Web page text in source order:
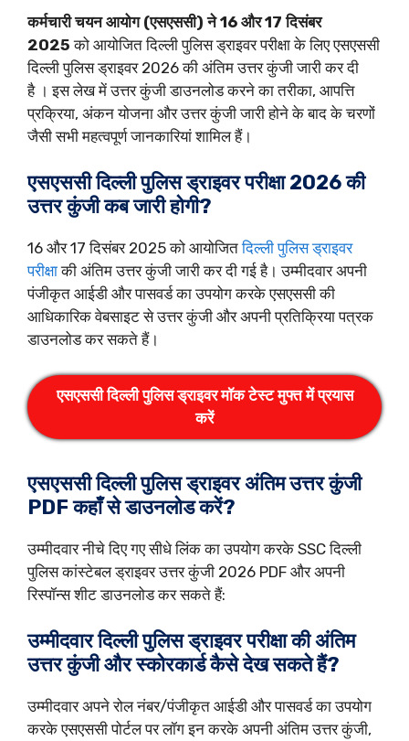
कर्मचारी चयन आयोग (एसएससी) ने 16 और 17 दिसंबर
2025 को आयोजित दिल्ली पुलिस ड्राइवर परीक्षा के लिए एसएससी
दिल्ली पुलिस ड्राइवर 2026 की अंतिम उत्तर कुंजी जारी कर दी
है । इस लेख में उत्तर कुंजी डाउनलोड करने का तरीका, आपत्ति
प्रक्रिया, अंकन योजना और उत्तर कुंजी जारी होने के बाद के चरणों
जैसी सभी महत्वपूर्ण जानकारियां शामिल हैं।
एसएससी दिल्लीपुलिस ड्राइवर परीक्षा2026 की
उत्तर कुंजी कब जारी होगी?
16 और 17 दिसंबर 2025 को आयोजितदिल्ली पुलिस ड्राइवर
परीक्षाकी अंतिम उत्तर कुंजी जारी कर दी गई है। उम्मीदवार अपनी
पंजीकृत आईडी और पासवर्ड का उपयोग करके एसएससी की
आधिकारिक वेबसाइट से उत्तर कुंजी और अपनी प्रतिक्रिया पत्रक
डाउनलोड कर सकते हैं।
एसएससी दिल्ली पुलिस ड्राइवर मॉक टेस्ट मुफ्त में प्रयास
करें
एसएससीदिल्ली पुलिस ड्राइवर अंतिमउत्तर कुंजी
PDF कहाँ से डाउनलोड करें?
उम्मीदवार नीचे दिए गए सीधे लिंक का उपयोग करके SSC दिल्ली
पुलिस कांस्टेबल ड्राइवर उत्तर कुंजी 2026 PDF और अपनी
रिस्पॉन्स शीट डाउनलोड कर सकते हैं:
उम्मीदवार दिल्ली पुलिस ड्राइवर परीक्षा की अंतिम
उत्तर कुंजी और स्कोरकार्ड कैसे देख सकते हैं?
उम्मीदवार अपने रोल नंबर/पंजीकृत आईडी और पासवर्ड का उपयोग
करके एसएससी पोर्टल पर लॉग इन करके अपनी अंतिम उत्तर कुंजी,